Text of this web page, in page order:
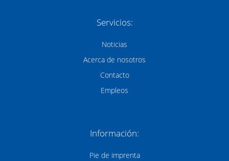
Servicios:
Noticias
Acerca de nosotros
Contacto
Empleos
Información:
Pie de imprenta